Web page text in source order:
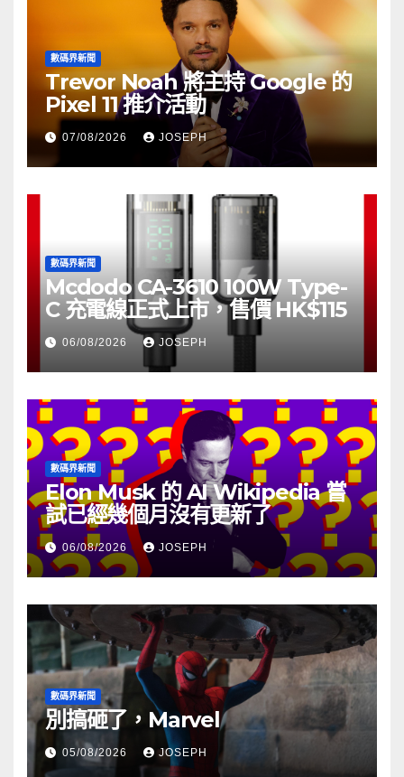
數碼界新聞
Trevor Noah 將主持 Google 的
Pixel 11 推介活動
07/08/2026 JOSEPH
數碼界新聞
Mcdodo CA-3610 100W Type-
C 充電線正式上市，售價 HK$115
06/08/2026 JOSEPH
數碼界新聞
Elon Musk 的 AI Wikipedia 嘗
試已經幾個月沒有更新了
06/08/2026 JOSEPH
數碼界新聞
別搞砸了，Marvel
05/08/2026 JOSEPH